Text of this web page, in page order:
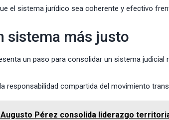
el sistema jurídico sea coherente y efectivo
sistema más justo
un paso para consolidar un sistema
responsabilidad compartida del movimiento
Pérez consolida liderazgo